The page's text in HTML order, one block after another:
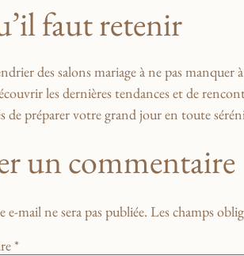
faut ‌retenir
​des salons​ mariage ‌à ne pas ⁢manquer
​les ​dernières tendances​ et de
de préparer ​votre grand jour en toute
un commentaire
e-mail ne sera pas publiée. Les champs
*